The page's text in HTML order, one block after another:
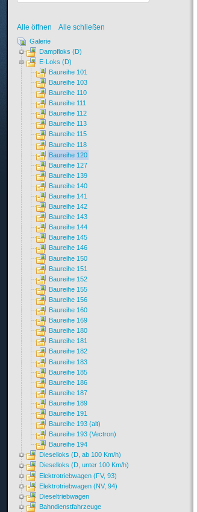
Alle öffnen Alle schließen
Galerie
Dampfloks (D)
E-Loks (D)
Baureihe 101
Baureihe 103
Baureihe 110
Baureihe 111
Baureihe 112
Baureihe 113
Baureihe 115
Baureihe 118
Baureihe 120
Baureihe 127
Baureihe 139
Baureihe 140
Baureihe 141
Baureihe 142
Baureihe 143
Baureihe 144
Baureihe 145
Baureihe 146
Baureihe 150
Baureihe 151
Baureihe 152
Baureihe 155
Baureihe 156
Baureihe 160
Baureihe 169
Baureihe 180
Baureihe 181
Baureihe 182
Baureihe 183
Baureihe 185
Baureihe 186
Baureihe 187
Baureihe 189
Baureihe 191
Baureihe 193 (alt)
Baureihe 193 (Vectron)
Baureihe 194
Dieselloks (D, ab 100 Km/h)
Dieselloks (D, unter 100 Km/h)
Elektrotriebwagen (FV, 93)
Elektrotriebwagen (NV, 94)
Dieseltriebwagen
Bahndienstfahrzeuge